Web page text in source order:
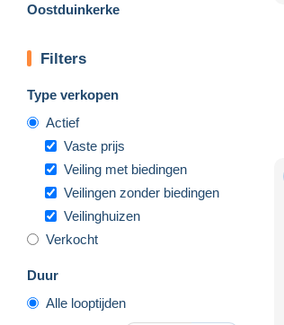
Oostduinkerke
Filters
Type verkopen
Actief
Vaste prijs
Veiling met biedingen
Veilingen zonder biedingen
Veilinghuizen
Verkocht
Duur
Alle looptijden